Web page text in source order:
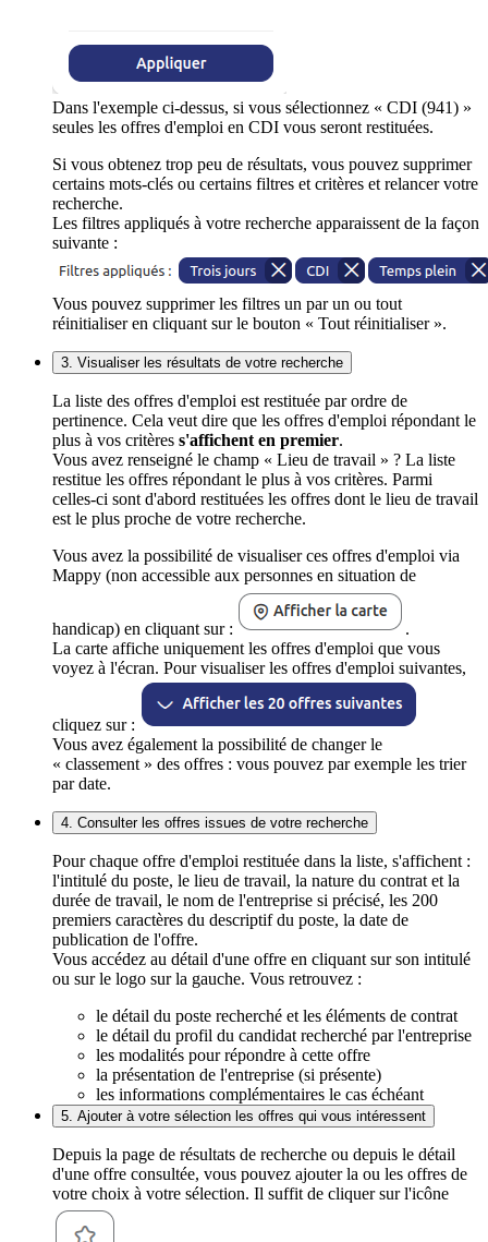
Dans l'exemple ci-dessus, si vous sélectionnez « CDI (941) »
seules les offres d'emploi en CDI vous seront restituées.
Si vous obtenez trop peu de résultats, vous pouvez supprimer
certains mots-clés ou certains filtres et critères et relancer votre
recherche.
Les filtres appliqués à votre recherche apparaissent de la façon
suivante :
Vous pouvez supprimer les filtres un par un ou tout
réinitialiser en cliquant sur le bouton « Tout réinitialiser ».
3. Visualiser les résultats de votre recherche
La liste des offres d'emploi est restituée par ordre de
pertinence. Cela veut dire que les offres d'emploi répondant le
plus à vos critères s'affichent en premier.
Vous avez renseigné le champ « Lieu de travail » ? La liste
restitue les offres répondant le plus à vos critères. Parmi
celles-ci sont d'abord restituées les offres dont le lieu de travail
est le plus proche de votre recherche.
Vous avez la possibilité de visualiser ces offres d'emploi via
Mappy (non accessible aux personnes en situation de
handicap) en cliquant sur :
.
La carte affiche uniquement les offres d'emploi que vous
voyez à l'écran. Pour visualiser les offres d'emploi suivantes,
cliquez sur :
Vous avez également la possibilité de changer le
« classement » des offres : vous pouvez par exemple les trier
par date.
4. Consulter les offres issues de votre recherche
Pour chaque offre d'emploi restituée dans la liste, s'affichent :
l'intitulé du poste, le lieu de travail, la nature du contrat et la
durée de travail, le nom de l'entreprise si précisé, les 200
premiers caractères du descriptif du poste, la date de
publication de l'offre.
Vous accédez au détail d'une offre en cliquant sur son intitulé
ou sur le logo sur la gauche. Vous retrouvez :
le détail du poste recherché et les éléments de contrat
le détail du profil du candidat recherché par l'entreprise
les modalités pour répondre à cette offre
la présentation de l'entreprise (si présente)
les informations complémentaires le cas échéant
5. Ajouter à votre sélection les offres qui vous intéressent
Depuis la page de résultats de recherche ou depuis le détail
d'une offre consultée, vous pouvez ajouter la ou les offres de
votre choix à votre sélection. Il suffit de cliquer sur l'icône